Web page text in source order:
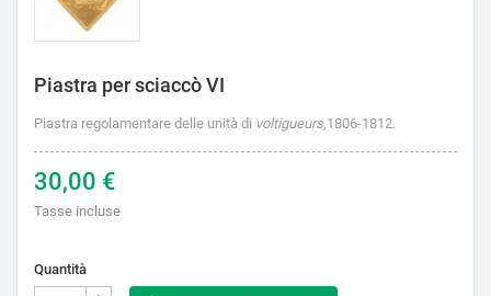
Piastra per sciaccò VI
Piastra regolamentare delle unità di voltigueurs,1806-1812.
30,00 €
Tasse incluse
Quantità